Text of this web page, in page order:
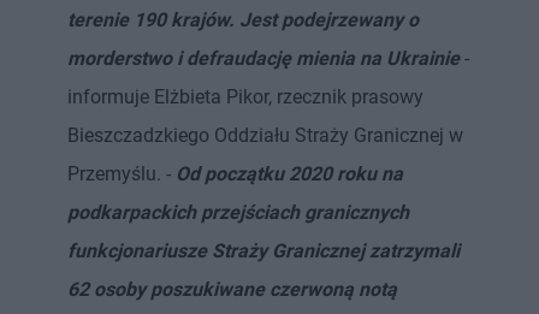
terenie 190 krajów. Jest podejrzewany o
morderstwo i defraudację mienia na Ukrainie-
informuje Elżbieta Pikor, rzecznik prasowy
Bieszczadzkiego Oddziału Straży Granicznej w
Przemyślu. - Od początku 2020 roku na
podkarpackich przejściach granicznych
funkcjonariusze Straży Granicznej zatrzymali
62 osoby poszukiwane czerwoną notą